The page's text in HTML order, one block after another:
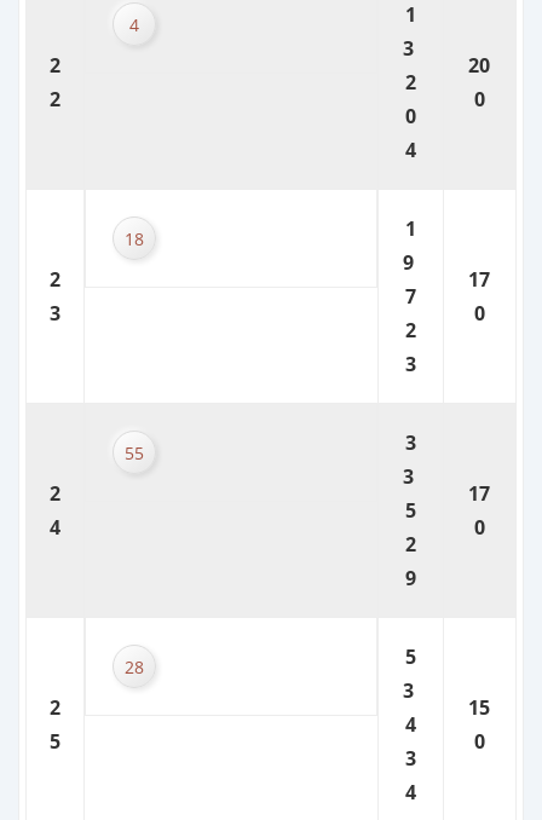
2
2
4
1
3
2
0
4
20
0
2
3
18
1
9
7
2
3
17
0
2
4
55
3
3
5
2
9
17
0
2
5
28
5
3
4
3
4
15
0